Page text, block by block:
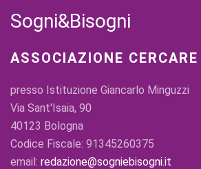
Sogni&Bisogni
ASSOCIAZIONE
presso Istituzione Giancarlo Minguzzi
Via Sant'Isaia, 90
40123 Bologna
Codice Fiscale: 91345260375
email: redazione@sogniebisogni.it